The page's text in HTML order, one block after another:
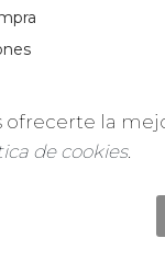
la
de cookies.